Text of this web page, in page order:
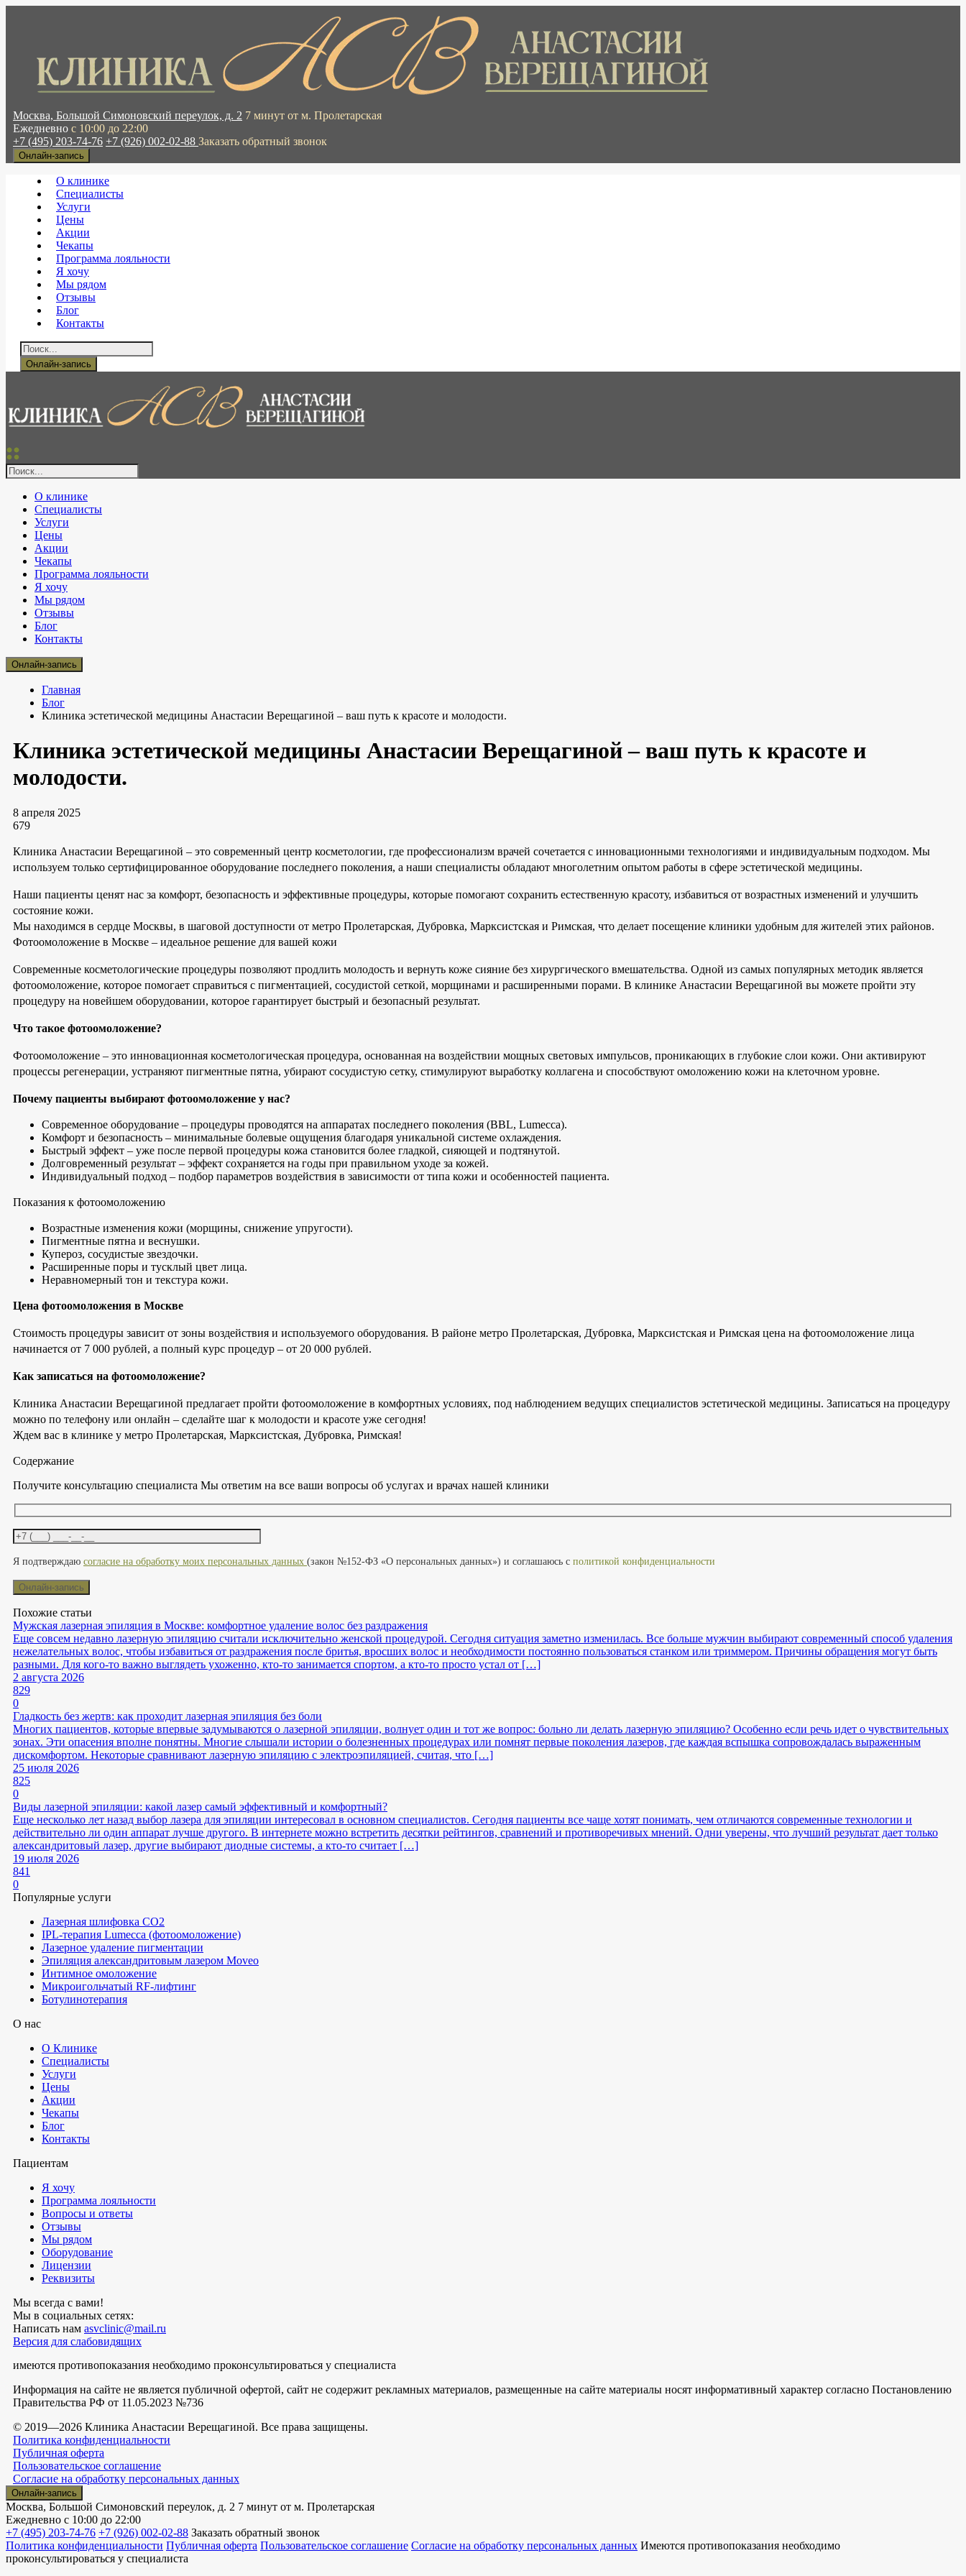
Москва, Большой Симоновский переулок, д. 2 7 минут от м. Пролетарская
Ежедневно с 10:00 до 22:00
+7 (495) 203-74-76 +7 (926) 002-02-88 Заказать обратный звонок
Онлайн-запись
О клинике
Специалисты
Услуги
Цены
Акции
Чекапы
Программа лояльности
Я хочу
Мы рядом
Отзывы
Блог
Контакты
Онлайн-запись
О клинике
Специалисты
Услуги
Цены
Акции
Чекапы
Программа лояльности
Я хочу
Мы рядом
Отзывы
Блог
Контакты
Онлайн-запись
Главная
Блог
Клиника эстетической медицины Анастасии Верещагиной – ваш путь к красоте и молодости.
Клиника эстетической медицины Анастасии Верещагиной – ваш путь к красоте и
молодости.
8 апреля 2025
679
Клиника Анастасии Верещагиной – это современный центр косметологии, где профессионализм врачей сочетается с инновационными технологиями и индивидуальным подходом. Мы
используем только сертифицированное оборудование последнего поколения, а наши специалисты обладают многолетним опытом работы в сфере эстетической медицины.
Наши пациенты ценят нас за комфорт, безопасность и эффективные процедуры, которые помогают сохранить естественную красоту, избавиться от возрастных изменений и улучшить
состояние кожи.
Мы находимся в сердце Москвы, в шаговой доступности от метро Пролетарская, Дубровка, Марксистская и Римская, что делает посещение клиники удобным для жителей этих районов.
Фотоомоложение в Москве – идеальное решение для вашей кожи
Современные косметологические процедуры позволяют продлить молодость и вернуть коже сияние без хирургического вмешательства. Одной из самых популярных методик является
фотоомоложение, которое помогает справиться с пигментацией, сосудистой сеткой, морщинами и расширенными порами. В клинике Анастасии Верещагиной вы можете пройти эту
процедуру на новейшем оборудовании, которое гарантирует быстрый и безопасный результат.
Что такое фотоомоложение?
Фотоомоложение – это инновационная косметологическая процедура, основанная на воздействии мощных световых импульсов, проникающих в глубокие слои кожи. Они активируют
процессы регенерации, устраняют пигментные пятна, убирают сосудистую сетку, стимулируют выработку коллагена и способствуют омоложению кожи на клеточном уровне.
Почему пациенты выбирают фотоомоложение у нас?
Современное оборудование – процедуры проводятся на аппаратах последнего поколения (BBL, Lumecca).
Комфорт и безопасность – минимальные болевые ощущения благодаря уникальной системе охлаждения.
Быстрый эффект – уже после первой процедуры кожа становится более гладкой, сияющей и подтянутой.
Долговременный результат – эффект сохраняется на годы при правильном уходе за кожей.
Индивидуальный подход – подбор параметров воздействия в зависимости от типа кожи и особенностей пациента.
Показания к фотоомоложению
Возрастные изменения кожи (морщины, снижение упругости).
Пигментные пятна и веснушки.
Купероз, сосудистые звездочки.
Расширенные поры и тусклый цвет лица.
Неравномерный тон и текстура кожи.
Цена фотоомоложения в Москве
Стоимость процедуры зависит от зоны воздействия и используемого оборудования. В районе метро Пролетарская, Дубровка, Марксистская и Римская цена на фотоомоложение лица
начинается от 7 000 рублей, а полный курс процедур – от 20 000 рублей.
Как записаться на фотоомоложение?
Клиника Анастасии Верещагиной предлагает пройти фотоомоложение в комфортных условиях, под наблюдением ведущих специалистов эстетической медицины. Записаться на процедуру
можно по телефону или онлайн – сделайте шаг к молодости и красоте уже сегодня!
Ждем вас в клинике у метро Пролетарская, Марксистская, Дубровка, Римская!
Содержание
Получите консультацию специалиста Мы ответим на все ваши вопросы об услугах и врачах нашей клиники
Я подтверждаю согласие на обработку моих персональных данных (закон №152-ФЗ «О персональных данных») и соглашаюсь с политикой конфиденциальности
Похожие статьи
Мужская лазерная эпиляция в Москве: комфортное удаление волос без раздражения
Еще совсем недавно лазерную эпиляцию считали исключительно женской процедурой. Сегодня ситуация заметно изменилась. Все больше мужчин выбирают современный способ удаления
нежелательных волос, чтобы избавиться от раздражения после бритья, вросших волос и необходимости постоянно пользоваться станком или триммером. Причины обращения могут быть
разными. Для кого-то важно выглядеть ухоженно, кто-то занимается спортом, а кто-то просто устал от […]
2 августа 2026
829
0
Гладкость без жертв: как проходит лазерная эпиляция без боли
Многих пациентов, которые впервые задумываются о лазерной эпиляции, волнует один и тот же вопрос: больно ли делать лазерную эпиляцию? Особенно если речь идет о чувствительных
зонах. Эти опасения вполне понятны. Многие слышали истории о болезненных процедурах или помнят первые поколения лазеров, где каждая вспышка сопровождалась выраженным
дискомфортом. Некоторые сравнивают лазерную эпиляцию с электроэпиляцией, считая, что […]
25 июля 2026
825
0
Виды лазерной эпиляции: какой лазер самый эффективный и комфортный?
Еще несколько лет назад выбор лазера для эпиляции интересовал в основном специалистов. Сегодня пациенты все чаще хотят понимать, чем отличаются современные технологии и
действительно ли один аппарат лучше другого. В интернете можно встретить десятки рейтингов, сравнений и противоречивых мнений. Одни уверены, что лучший результат дает только
александритовый лазер, другие выбирают диодные системы, а кто-то считает […]
19 июля 2026
841
0
Популярные услуги
Лазерная шлифовка СО2
IPL-терапия Lumecca (фотоомоложение)
Лазерное удаление пигментации
Эпиляция александритовым лазером Moveo
Интимное омоложение
Микроигольчатый RF-лифтинг
Ботулинотерапия
О нас
О Клинике
Специалисты
Услуги
Цены
Акции
Чекапы
Блог
Контакты
Пациентам
Я хочу
Программа лояльности
Вопросы и ответы
Отзывы
Мы рядом
Оборудование
Лицензии
Реквизиты
Мы всегда с вами!
Мы в социальных сетях:
Написать нам asvclinic@mail.ru
Версия для слабовидящих
имеются противопоказания необходимо проконсультироваться у специалиста
Информация на сайте не является публичной офертой, сайт не содержит рекламных материалов, размещенные на сайте материалы носят информативный характер согласно Постановлению
Правительства РФ от 11.05.2023 №736
© 2019—2026 Клиника Анастасии Верещагиной. Все права защищены.
Политика конфиденциальности
Публичная оферта
Пользовательское соглашение
Согласие на обработку персональных данных
Онлайн-запись
Москва, Большой Симоновский переулок, д. 2 7 минут от м. Пролетарская
Ежедневно с 10:00 до 22:00
+7 (495) 203-74-76 +7 (926) 002-02-88 Заказать обратный звонок
Политика конфиденциальности Публичная оферта Пользовательское соглашение Согласие на обработку персональных данных Имеются противопоказания необходимо
проконсультироваться у специалиста